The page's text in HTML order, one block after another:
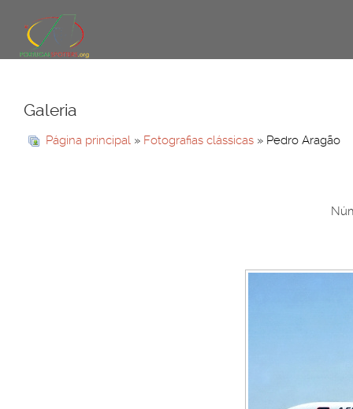
Galeria
Página principal » Fotografias clássicas » Pedro Aragão